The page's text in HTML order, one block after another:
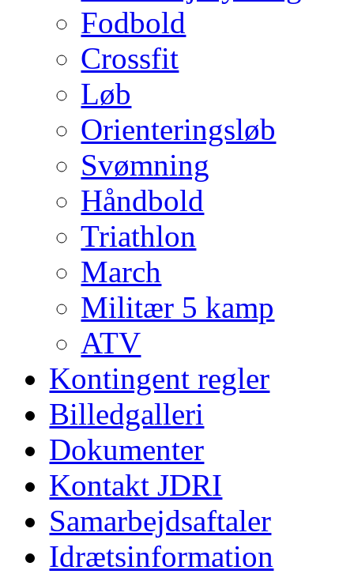
Fodbold
Crossfit
Løb
Orienteringsløb
Svømning
Håndbold
Triathlon
March
Militær 5 kamp
ATV
Kontingent regler
Billedgalleri
Dokumenter
Kontakt JDRI
Samarbejdsaftaler
Idrætsinformation